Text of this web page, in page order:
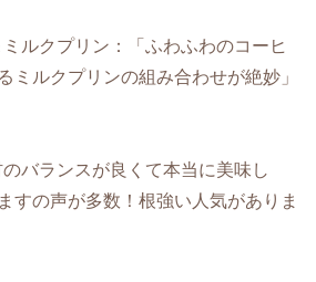
ルクプリン：「ふわふわのコーヒ
ミルクプリンの組み合わせが絶妙」
バランスが良くて本当に美味し
すの声が多数！根強い人気がありま